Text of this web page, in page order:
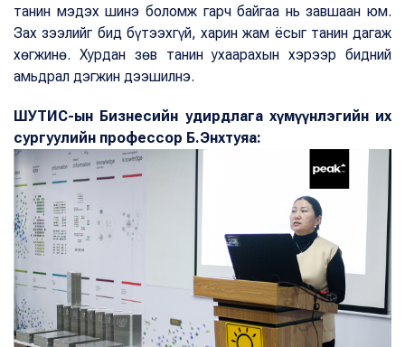
танин мэдэх шинэ боломж гарч байгаа нь завшаан юм.
Зах зээлийг бид бүтээхгүй, харин жам ёсыг танин дагаж
хөгжинө. Хурдан зөв танин ухаарахын хэрээр бидний
амьдрал дэгжин дээшилнэ.
ШУТИС-ын Бизнесийн удирдлага хүмүүнлэгийн их
сургуулийн профессор Б.Энхтуяа: